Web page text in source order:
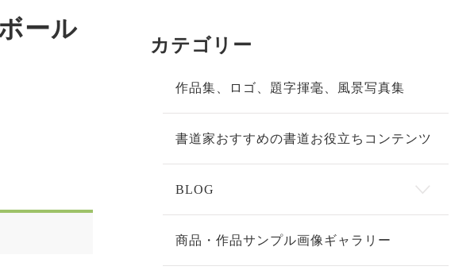
ール
カテゴリー
作品集、ロゴ、題字揮毫、風景写真集
書道家おすすめの書道お役立ちコンテンツ
BLOG
商品・作品サンプル画像ギャラリー